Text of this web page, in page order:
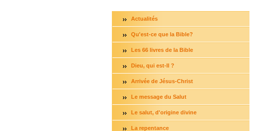
Actualités
Qu'est-ce que la Bible?
Les 66 livres de la Bible
Dieu, qui est-Il ?
Arrivée de Jésus-Christ
Le message du Salut
Le salut, d'origine divine
La repentance